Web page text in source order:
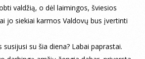
valdžią, o dėl laimingos, šviesios
jo siekiai karmos Valdovų bus įvertinti
susijusi su šia diena? Labai paprastai.